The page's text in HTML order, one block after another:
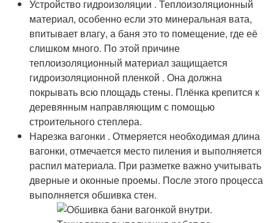
Устройство гидроизоляции . Теплоизоляционный
материал, особенно если это минеральная вата,
впитывает влагу, а баня это то помещение, где её
слишком много. По этой причине
теплоизоляционный материал защищается
гидроизоляционной пленкой . Она должна
покрывать всю площадь стены. Плёнка крепится к
деревянным направляющим с помощью
строительного степлера.
Нарезка вагонки . Отмеряется необходимая длина
вагонки, отмечается место пиления и выполняется
распил материала. При разметке важно учитывать
дверные и оконные проемы. После этого процесса
выполняется обшивка стен.